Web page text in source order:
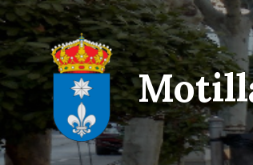
Skip
to
content
Saltar
a
la
navegación
principal
Saltar
a
pie
de
página